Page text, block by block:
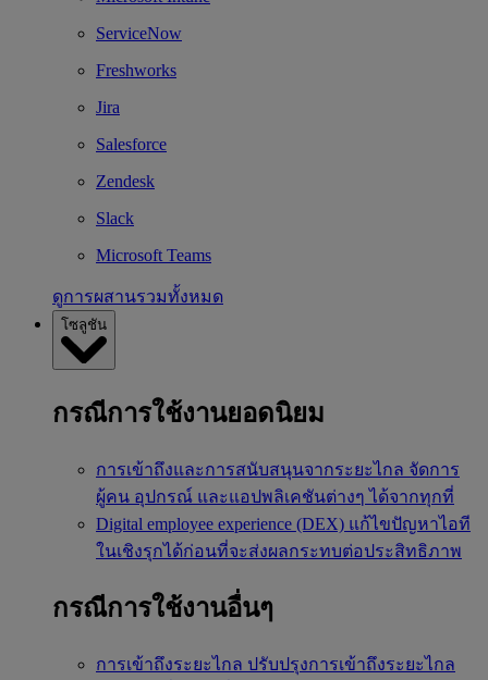
ServiceNow
Freshworks
Jira
Salesforce
Zendesk
Slack
Microsoft Teams
ดูการผสานรวมทั้งหมด
โซลูชัน
กรณีการใช้งานยอดนิยม
การเข้าถึงและการสนับสนุนจากระยะไกล จัดการ
ผู้คน อุปกรณ์ และแอปพลิเคชันต่างๆ ได้จากทุกที่
Digital employee experience (DEX) แก้ไขปัญหาไอที
ในเชิงรุกได้ก่อนที่จะส่งผลกระทบต่อประสิทธิภาพ
กรณีการใช้งานอื่นๆ
การเข้าถึงระยะไกล ปรับปรุงการเข้าถึงระยะไกล